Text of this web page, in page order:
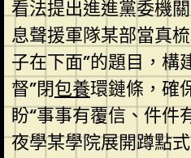
看法提出進進黨委機
息聲援軍隊某部當真
子在下面”的題目，構
督”閉包養環鏈條，確
盼“事事有覆信、件件
夜學某學院展開蹲點